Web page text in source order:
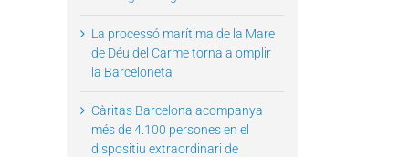
La processó marítima de la Mare
de Déu del Carme torna a omplir
la Barceloneta
Càritas Barcelona acompanya
més de 4.100 persones en el
dispositiu extraordinari de